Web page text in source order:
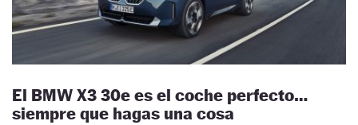
El BMW X3 30e es el coche perfecto…
siempre que hagas una cosa